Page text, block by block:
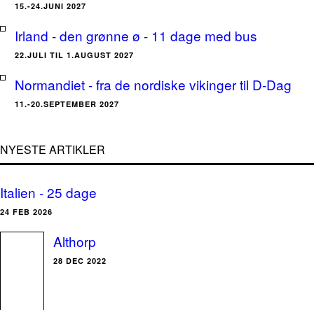
15.-24.JUNI 2027
Irland - den grønne ø - 11 dage med bus
22.JULI TIL 1.AUGUST 2027
Normandiet - fra de nordiske vikinger til D-Dag
11.-20.SEPTEMBER 2027
NYESTE ARTIKLER
Italien - 25 dage
24 FEB 2026
Althorp
28 DEC 2022